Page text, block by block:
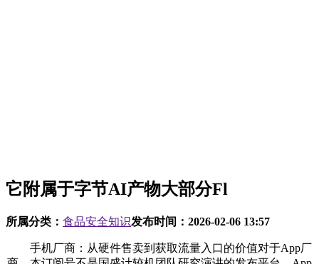
它附属于字节AI产物大部分Fl
所属分类： 食品安全知识发布时间： 2026-02-06 13:57
手机厂商：从硬件售卖到获取流量入口的价值对于App厂